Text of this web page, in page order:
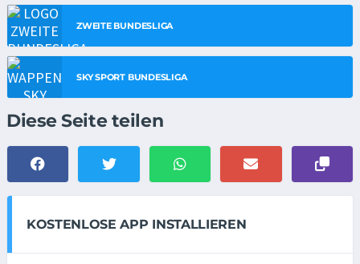
ZWEITE BUNDESLIGA
SKY SPORT BUNDESLIGA
Diese Seite teilen
KOSTENLOSE APP INSTALLIEREN